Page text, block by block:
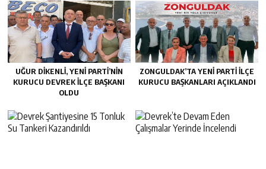
UĞUR DİKENLİ, YENİ PARTİ’NİN
KURUCU DEVREK İLÇE BAŞKANI
OLDU
ZONGULDAK’TA YENI PARTI İLÇE
KURUCU BAŞKANLARI AÇIKLANDI